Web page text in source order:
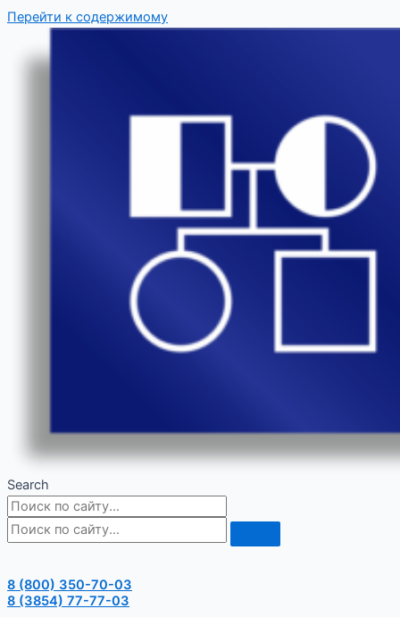
Перейти к содержимому
Search
8 (800) 350-70-03
8 (3854) 77-77-03